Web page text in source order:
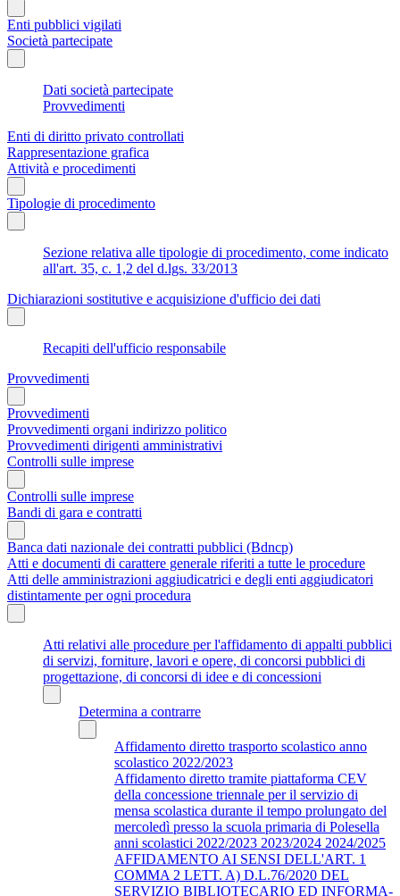
Enti pubblici vigilati
Società partecipate
Dati società partecipate
Provvedimenti
Enti di diritto privato controllati
Rappresentazione grafica
Attività e procedimenti
Tipologie di procedimento
Sezione relativa alle tipologie di procedimento, come indicato
all'art. 35, c. 1,2 del d.lgs. 33/2013
Dichiarazioni sostitutive e acquisizione d'ufficio dei dati
Recapiti dell'ufficio responsabile
Provvedimenti
Provvedimenti
Provvedimenti organi indirizzo politico
Provvedimenti dirigenti amministrativi
Controlli sulle imprese
Controlli sulle imprese
Bandi di gara e contratti
Banca dati nazionale dei contratti pubblici (Bdncp)
Atti e documenti di carattere generale riferiti a tutte le procedure
Atti delle amministrazioni aggiudicatrici e degli enti aggiudicatori
distintamente per ogni procedura
Atti relativi alle procedure per l'affidamento di appalti pubblici
di servizi, forniture, lavori e opere, di concorsi pubblici di
progettazione, di concorsi di idee e di concessioni
Determina a contrarre
Affidamento diretto trasporto scolastico anno
scolastico 2022/2023
Affidamento diretto tramite piattaforma CEV
della concessione triennale per il servizio di
mensa scolastica durante il tempo prolungato del
mercoledì presso la scuola primaria di Polesella
anni scolastici 2022/2023 2023/2024 2024/2025
AFFIDAMENTO AI SENSI DELL'ART. 1
COMMA 2 LETT. A) D.L.76/2020 DEL
SERVIZIO BIBLIOTECARIO ED INFORMA-